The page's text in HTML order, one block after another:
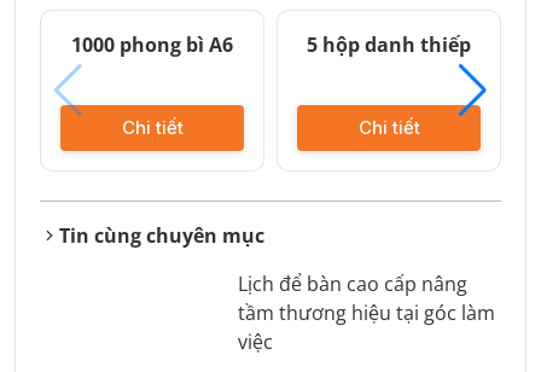
1000 phong bì A6
Chi tiết
5 hộp danh thiếp
Chi tiết
Tin cùng chuyên mục
Lịch để bàn cao cấp nâng
tầm thương hiệu tại góc làm
việc